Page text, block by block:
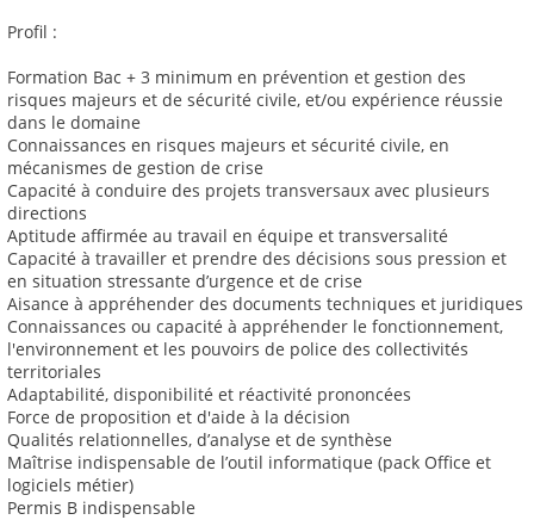
Profil :
Formation Bac + 3 minimum en prévention et gestion des
risques majeurs et de sécurité civile, et/ou expérience réussie
dans le domaine
Connaissances en risques majeurs et sécurité civile, en
mécanismes de gestion de crise
Capacité à conduire des projets transversaux avec plusieurs
directions
Aptitude affirmée au travail en équipe et transversalité
Capacité à travailler et prendre des décisions sous pression et
en situation stressante d’urgence et de crise
Aisance à appréhender des documents techniques et juridiques
Connaissances ou capacité à appréhender le fonctionnement,
l'environnement et les pouvoirs de police des collectivités
territoriales
Adaptabilité, disponibilité et réactivité prononcées
Force de proposition et d'aide à la décision
Qualités relationnelles, d’analyse et de synthèse
Maîtrise indispensable de l’outil informatique (pack Office et
logiciels métier)
Permis B indispensable